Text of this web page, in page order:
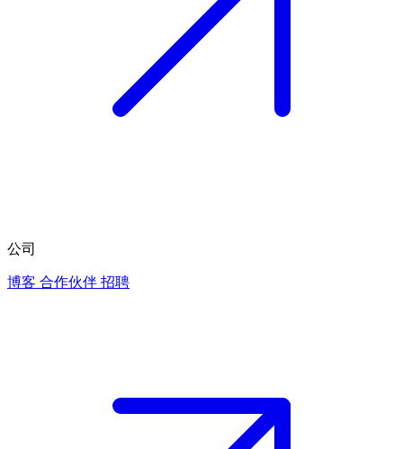
公司
博客 合作伙伴 招聘